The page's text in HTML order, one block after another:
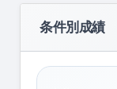
条件別成績